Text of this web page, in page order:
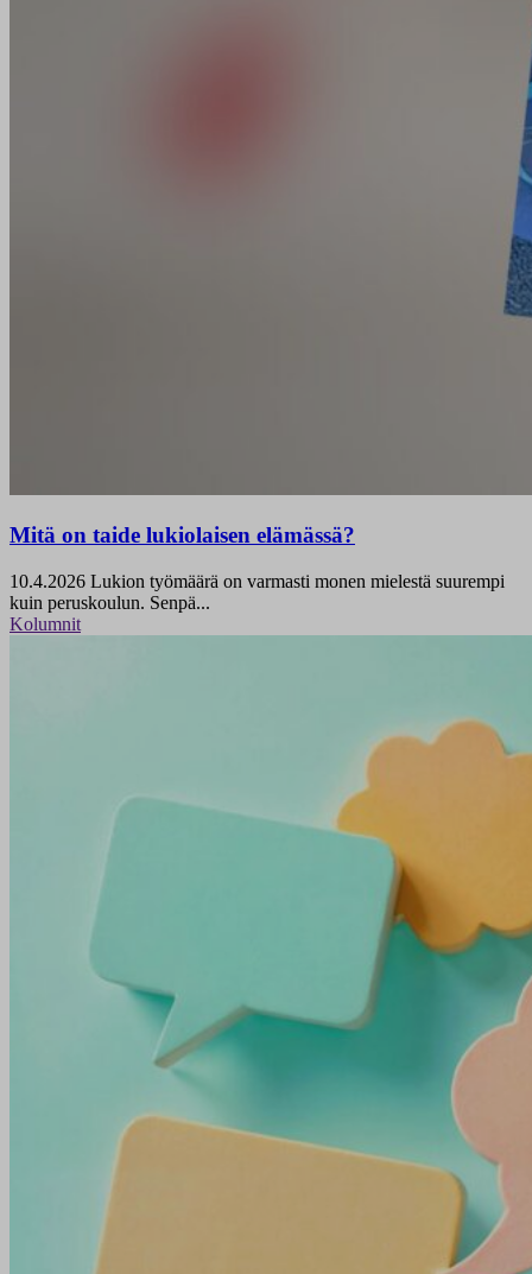
Mitä on taide lukiolaisen elämässä?
10.4.2026 Lukion työmäärä on varmasti monen mielestä suurempi
kuin peruskoulun. Senpä...
Kolumnit